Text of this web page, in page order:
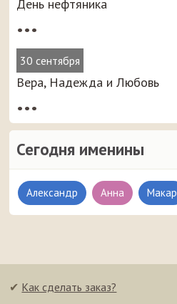
День нефтяника
•••
30 сентября
Вера, Надежда и Любовь
•••
Сегодня именины
Александр Анна Макар
✔ Как сделать заказ?